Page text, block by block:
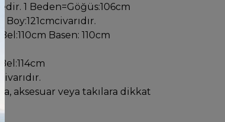
1 Beden=Göğüs:106cm
Boy:121cmcivarıdır.
Basen: 110cm
aksesuar veya takılara dikkat